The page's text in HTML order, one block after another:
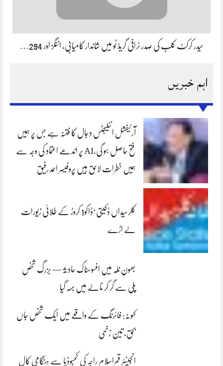
حیدر کرکٹ کلب کی صدر ٹرافی گریڈ ٹو میں شاندار کامیابی، اننگز اور 294…
اہم خبریں
آرٹیفشل انٹلیجنس دجال کا فتنہ ہے جس پر ہمیں
فتح حاصل ہو گی،AI پر اندھے اعتماد کی وجہ سے
ہمیں خطرات لاحق ہیں پروفیسر احمد رفیق
کلرسیداں ڈکیتی‘ڈاکو1 کروڑ کے طلائی زیورات
لے اڑے
بھون نلہ میں افسوسناک حادثہ — بزرگ شخص
پلی سے گر کر نالے میں بہہ گیا
کہوٹہ: فائرنگ کے واقعے میں ایک شخص جاں
بحق، تین زخمی
انجینئر قمراسلام راجہ کی کمبوڈیا سے ہنگامی کال